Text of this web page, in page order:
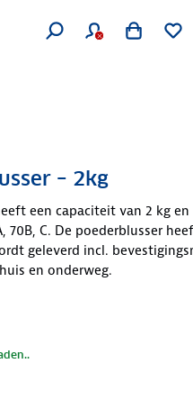
– 2kg
een capaciteit van 2 kg
70B, C. De poederblusser
geleverd incl.
en onderweg.